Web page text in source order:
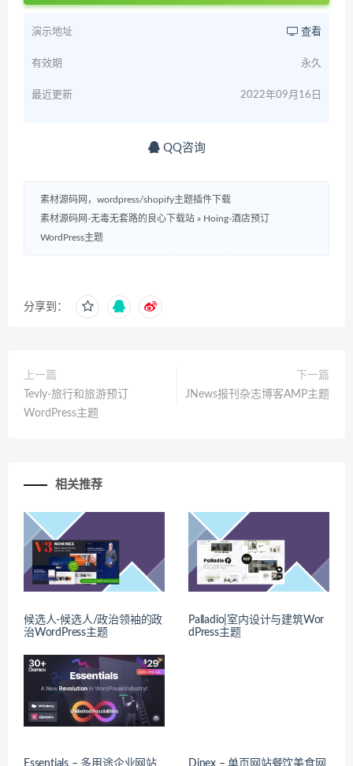
演示地址 查看
有效期 永久
最近更新 2022年09月16日
QQ咨询
素材源码网，wordpress/shopify主题插件下载
素材源码网-无毒无套路的良心下载站 » Hoing-酒店预订
WordPress主题
分享到：
上一篇
Tevly-旅行和旅游预订
WordPress主题
下一篇
JNews报刊杂志博客AMP主题
相关推荐
候选人-候选人/政治领袖的政
治WordPress主题
Palladio|室内设计与建筑Wor
dPress主题
Essentials – 多用途企业网站 Dinex – 单页网站餐饮美食网